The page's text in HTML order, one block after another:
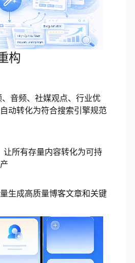
构
音频、社媒观点、行业优
动转化为符合搜索引擎规范
让所有存量内容转化为可持
生成高质量博客文章和关键